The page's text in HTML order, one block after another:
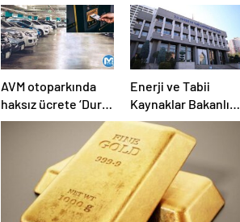
AVM otoparkında
haksız ücrete ‘Dur’
denildi
Enerji ve Tabii
Kaynaklar Bakanlığı
en az lise mezunu
personel alımı
yapıyor! Başvuru
şartları neler?